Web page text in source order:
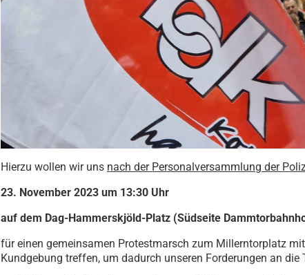
Hierzu wollen wir uns nach der Personalversammlung der
23. November 2023 um 13:30 Uhr
auf dem Dag-Hammerskjöld-Platz (Südseite
für einen gemeinsamen Protestmarsch zum Millerntorplatz
Kundgebung treffen, um dadurch unseren Forderungen an die